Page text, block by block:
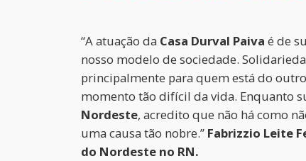
“A atuação da Casa Durval Paiva é de
nosso modelo de sociedade.
principalmente para quem está do
momento tão difícil da vida. Enquanto
Nordeste, acredito que não há como
uma causa tão nobre.” Fabrizzio Leite
do Nordeste no RN.